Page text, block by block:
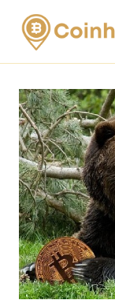
Skip
content